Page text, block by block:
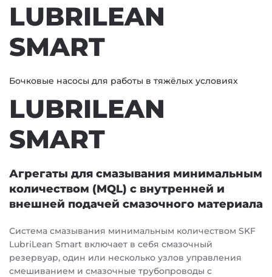
LUBRILEAN
SMART
Бочковые насосы для работы в тяжёлых условиях
LUBRILEAN
SMART
Агрегаты для смазывания минимальным
количеством (MQL) с внутренней и
внешней подачей смазочного материала
Система смазывания минимальным количеством SKF
LubriLean Smart включает в себя смазочный
резервуар, один или несколько узлов управления
смешиванием и смазочные трубопроводы с